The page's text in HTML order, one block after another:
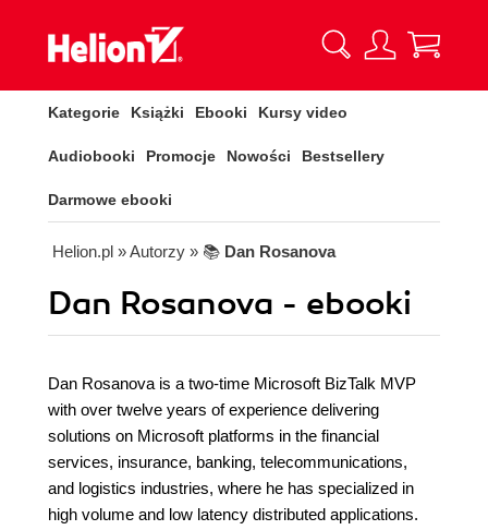
Kategorie Książki Ebooki Kursy video
Audiobooki Promocje Nowości Bestsellery
Darmowe ebooki
Helion.pl » Autorzy » 📚 Dan Rosanova
Dan Rosanova - ebooki
Dan Rosanova is a two-time Microsoft BizTalk MVP
with over twelve years of experience delivering
solutions on Microsoft platforms in the financial
services, insurance, banking, telecommunications,
and logistics industries, where he has specialized in
high volume and low latency distributed applications.